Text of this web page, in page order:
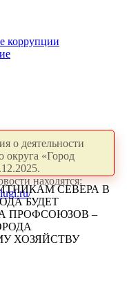
коррупции
о деятельности
округа «Город
находятся:
СЕВЕРА В
БУДЕТ
ПРОФСОЮЗОВ –
ХОЗЯЙСТВУ